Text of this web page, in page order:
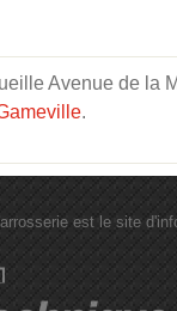
Avenue de la
.
est le site